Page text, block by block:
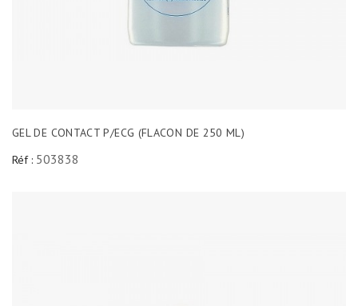
GEL DE CONTACT P/ECG (FLACON DE 250 ML)
Réf : 503838